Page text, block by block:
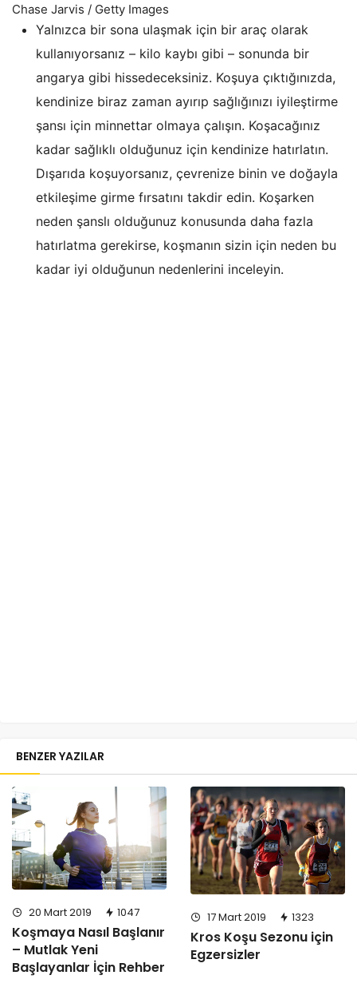
Chase Jarvis / Getty Images
Yalnızca bir sona ulaşmak için bir araç olarak
kullanıyorsanız – kilo kaybı gibi – sonunda bir
angarya gibi hissedeceksiniz. Koşuya çıktığınızda,
kendinize biraz zaman ayırıp sağlığınızı iyileştirme
şansı için minnettar olmaya çalışın. Koşacağınız
kadar sağlıklı olduğunuz için kendinize hatırlatın.
Dışarıda koşuyorsanız, çevrenize binin ve doğayla
etkileşime girme fırsatını takdir edin. Koşarken
neden şanslı olduğunuz konusunda daha fazla
hatırlatma gerekirse, koşmanın sizin için neden bu
kadar iyi olduğunun nedenlerini inceleyin.
BENZER YAZILAR
20 Mart 2019 1047
Koşmaya Nasıl Başlanır
– Mutlak Yeni
Başlayanlar İçin Rehber
17 Mart 2019 1323
Kros Koşu Sezonu için
Egzersizler